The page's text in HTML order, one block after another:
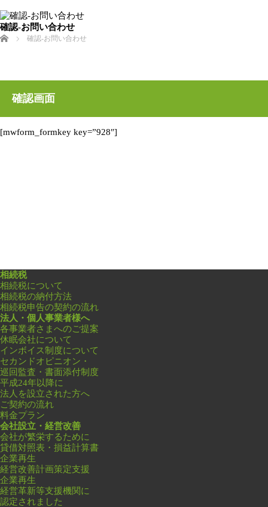
確認-お問い合わせ
ホーム 確認-お問い合わせ
確認画面
[mwform_formkey key=”928″]
相続税
相続税について
相続税の納付方法
相続税申告の契約の流れ
法人・個人事業者様へ
各事業者さまへのご提案
休眠会社について
インボイス制度について
セカンドオピニオン・
巡回監査・書面添付制度
平成24年以降に
法人を設立された方へ
ご契約の流れ
料金プラン
会社設立・経営改善
会社が繁栄するために
貸借対照表・損益計算書
企業再生
経営改善計画策定支援
企業再生
経営革新等支援機関に
認定されました